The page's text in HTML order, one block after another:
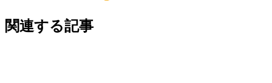
関連する記事